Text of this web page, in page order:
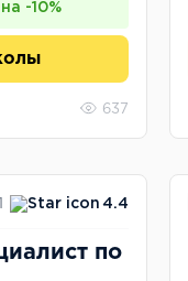
-10%
637
4.4
по